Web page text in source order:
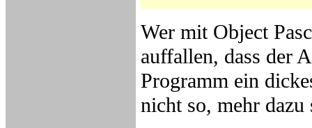
Wer mit Object
auffallen, dass der
Programm ein
nicht so, mehr dazu